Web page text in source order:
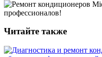
Читайте также